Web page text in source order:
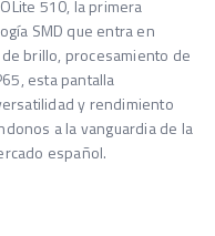
510, la primera
SMD que entra en
brillo, procesamiento de
esta pantalla
y rendimiento
a la vanguardia de la
español.